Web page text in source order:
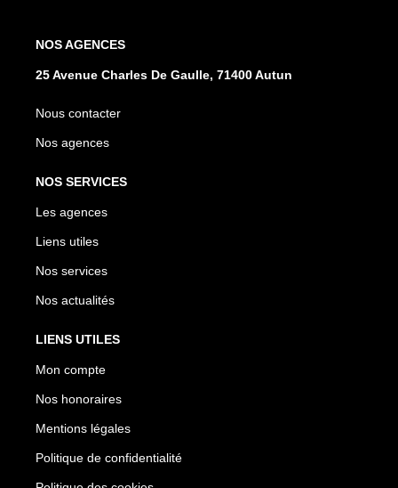
NOS AGENCES
25 Avenue Charles De Gaulle, 71400 Autun
Nous contacter
Nos agences
NOS SERVICES
Les agences
Liens utiles
Nos services
Nos actualités
LIENS UTILES
Mon compte
Nos honoraires
Mentions légales
Politique de confidentialité